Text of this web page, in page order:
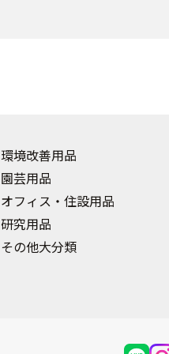
環境改善用品
園芸用品
オフィス・住設用品
研究用品
その他大分類